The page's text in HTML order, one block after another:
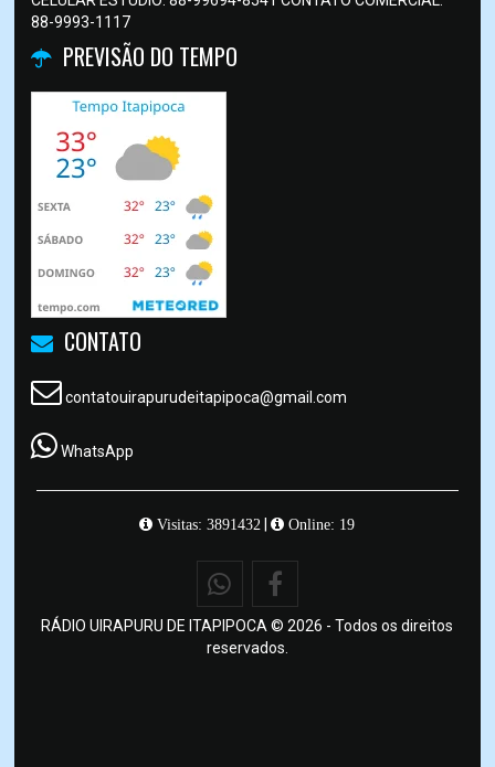
88-9993-1117
PREVISÃO DO TEMPO
CONTATO
contatouirapurudeitapipoca@gmail.com
WhatsApp
Visitas: 3891432 | Online: 19
RÁDIO UIRAPURU DE ITAPIPOCA © 2026 - Todos os direitos
reservados.